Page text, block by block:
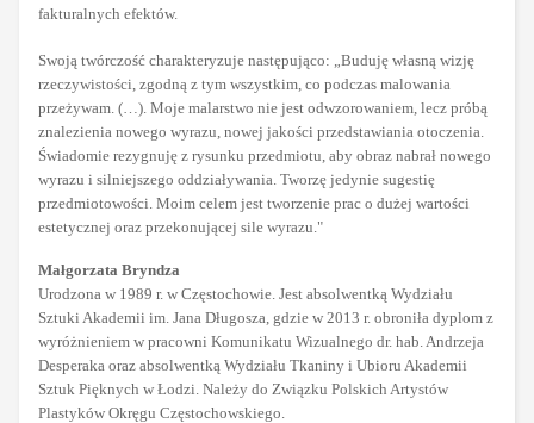
fakturalnych efektów.
Swoją twórczość charakteryzuje następująco: „Buduję własną wizję
rzeczywistości, zgodną z tym wszystkim, co podczas malowania
przeżywam. (…). Moje malarstwo nie jest odwzorowaniem, lecz próbą
znalezienia nowego wyrazu, nowej jakości przedstawiania otoczenia.
Świadomie rezygnuję z rysunku przedmiotu, aby obraz nabrał nowego
wyrazu i silniejszego oddziaływania. Tworzę jedynie sugestię
przedmiotowości. Moim celem jest tworzenie prac o dużej wartości
estetycznej oraz przekonującej sile wyrazu."
Małgorzata Bryndza
Urodzona w 1989 r. w Częstochowie. Jest absolwentką Wydziału
Sztuki Akademii im. Jana Długosza, gdzie w 2013 r. obroniła dyplom z
wyróżnieniem w pracowni Komunikatu Wizualnego dr. hab. Andrzeja
Desperaka oraz absolwentką Wydziału Tkaniny i Ubioru Akademii
Sztuk Pięknych w Łodzi. Należy do Związku Polskich Artystów
Plastyków Okręgu Częstochowskiego.